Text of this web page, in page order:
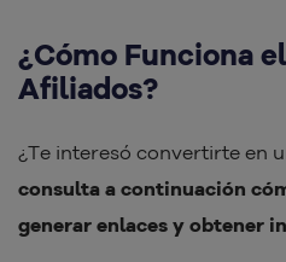
¿Cómo Funciona
Afiliados?
¿Te interesó convertirte en
consulta a continuación
generar enlaces y obtener